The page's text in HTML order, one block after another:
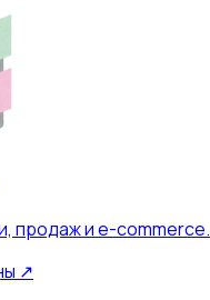
продаж и e-commerce.
↗